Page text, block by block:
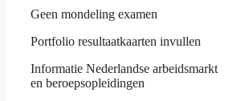
Geen mondeling examen
Portfolio resultaatkaarten invullen
Informatie Nederlandse arbeidsmarkt
en beroepsopleidingen